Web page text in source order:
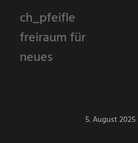
ch_pfeifle
freiraum für
neues
5. August 2025